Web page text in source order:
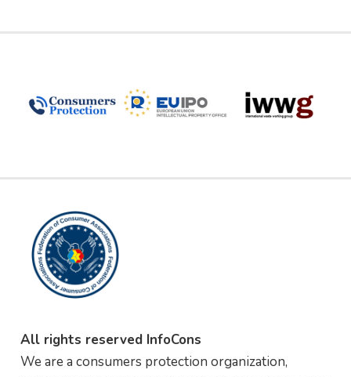
All rights reserved InfoCons
We are a consumers protection organization,